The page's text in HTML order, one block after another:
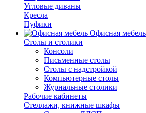
Угловые диваны
Кресла
Пуфики
Офисная мебель
Столы и столики
Консоли
Письменные столы
Столы с надстройкой
Компьютерные столы
Журнальные столики
Рабочие кабинеты
Стеллажи, книжные шкафы